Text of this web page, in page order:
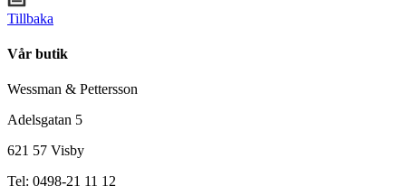
Tillbaka
Vår butik
Wessman & Pettersson
Adelsgatan 5
621 57 Visby
Tel: 0498-21 11 12